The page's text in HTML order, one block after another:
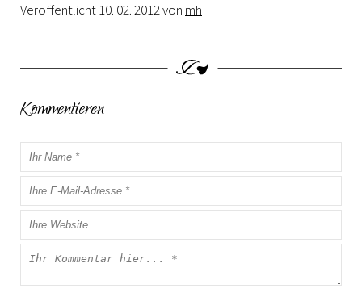
Veröffentlicht10. 02. 2012von mh
Kommentieren